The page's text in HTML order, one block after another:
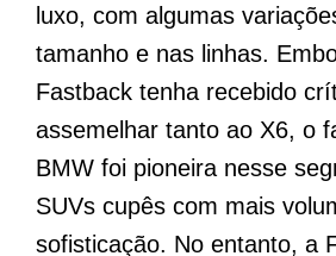
luxo, com algumas
tamanho e nas linhas.
Fastback tenha recebido
assemelhar tanto ao X6, o
BMW foi pioneira nesse
SUVs cupês com mais
sofisticação. No entanto, a